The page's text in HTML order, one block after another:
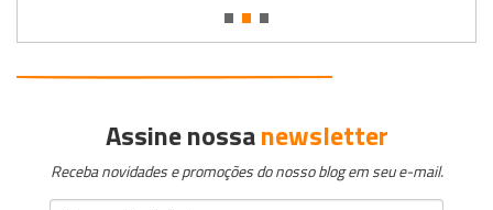
•••
Assine nossanewsletter
Receba novidades e promoções do nosso blog em seu e-mail.